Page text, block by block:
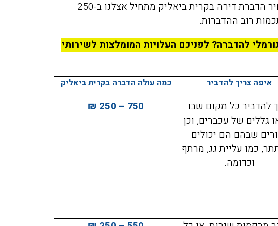
פשפשים בכל הבית עד
חברים שלנו, הגיע המדביר
מטעמכם בדק וראה שיש
הוגן, יושרה, אין לי ספק
למי לפנות.
שהציע לכם מדביר אחר שמצאתם. מחיר הדברת דירה בקרית ביאליק מתחיל אצלנו ב-250
רוב ההדברות.
להדברה? לפניכם העלויות המומלצות לשירותי
איפה צריך להדביר כמה עולה הדברה בקרית ביאליק
להדביר כל מקום שבו
גללים של עכברים, וכן
שבהם הם יכולים
כמו עליית גג, מרתף
וכדומה.
750 – 250 ₪